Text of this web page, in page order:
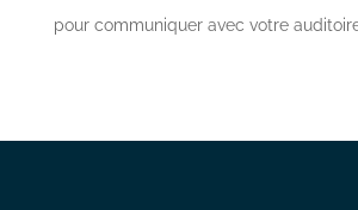
pour communiquer avec votre